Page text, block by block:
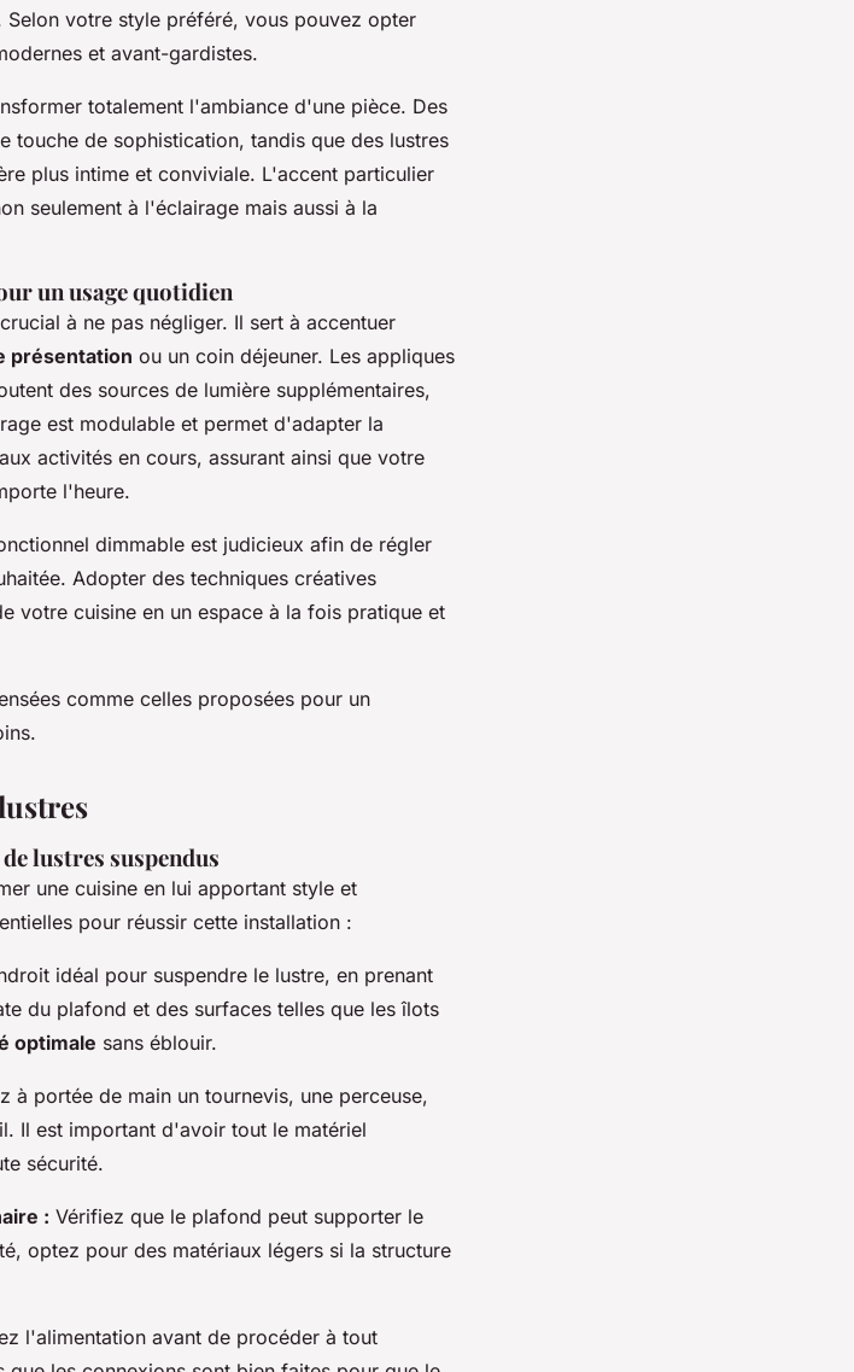
votre style préféré, vous pouvez opter
et avant-gardistes.
totalement l'ambiance d'une pièce. Des
touche de sophistication, tandis que des lustres
plus intime et conviviale. L'accent particulier
seulement à l'éclairage mais aussi à la
un usage quotidien
à ne pas négliger. Il sert à accentuer
présentation ou un coin déjeuner. Les appliques
des sources de lumière supplémentaires,
est modulable et permet d'adapter la
activités en cours, assurant ainsi que votre
l'heure.
dimmable est judicieux afin de régler
Adopter des techniques créatives
votre cuisine en un espace à la fois pratique et
comme celles proposées pour un
lustres suspendus
une cuisine en lui apportant style et
pour réussir cette installation :
idéal pour suspendre le lustre, en prenant
du plafond et des surfaces telles que les îlots
optimale sans éblouir.
à portée de main un tournevis, une perceuse,
Il est important d'avoir tout le matériel
sécurité.
: Vérifiez que le plafond peut supporter le
optez pour des matériaux légers si la structure
l'alimentation avant de procéder à tout